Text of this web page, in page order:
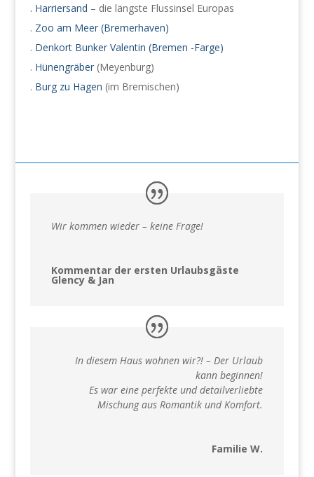
. Harriersand – die längste Flussinsel Europas
. Zoo am Meer (Bremerhaven)
. Denkort Bunker Valentin (Bremen -Farge)
. Hünengräber(Meyenburg)
. Burg zu Hagen (im Bremischen)
Wir kommen wieder – keine Frage!
Kommentar der ersten Urlaubsgäste
Glency & Jan
In diesem Haus wohnen wir?! – Der Urlaub
kann beginnen!
Es war eine perfekte und detailverliebte
Mischung aus Romantik und Komfort.
Familie W.